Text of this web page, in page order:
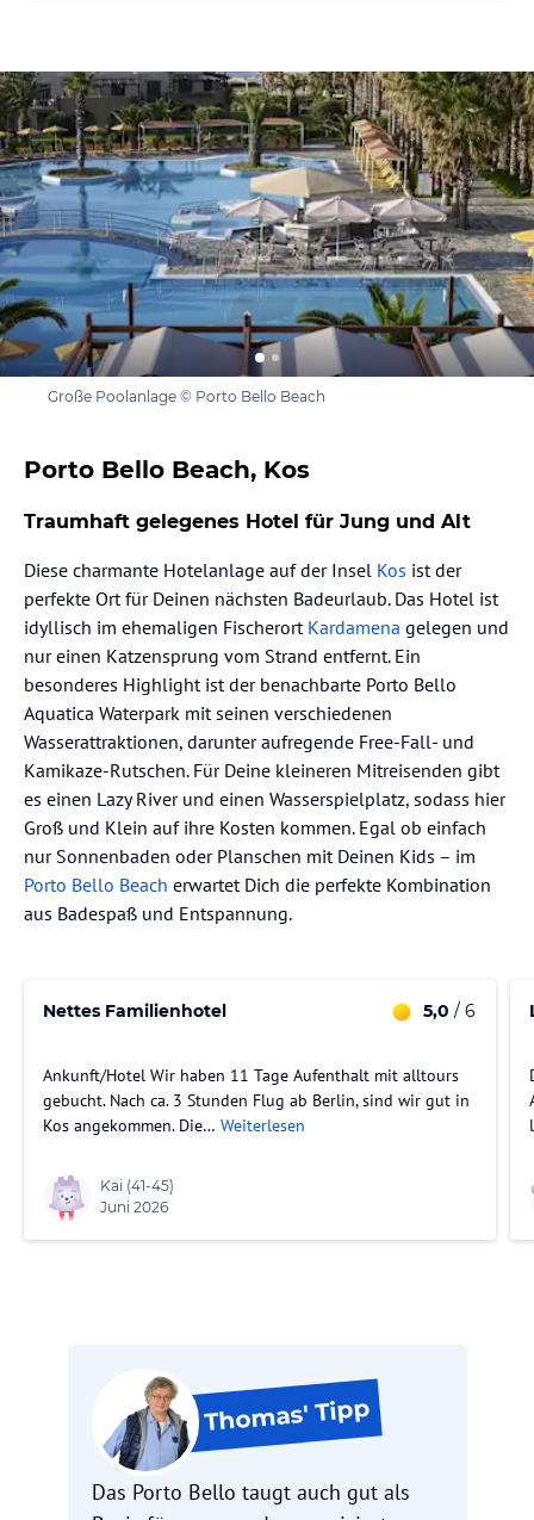
Große Poolanlage © Porto Bello Beach
Porto Bello Beach, Kos
Traumhaft gelegenes Hotel für Jung und Alt
Diese charmante Hotelanlage auf der Insel Kos ist der
perfekte Ort für Deinen nächsten Badeurlaub. Das Hotel ist
idyllisch im ehemaligen Fischerort Kardamena gelegen und
nur einen Katzensprung vom Strand entfernt. Ein
besonderes Highlight ist der benachbarte Porto Bello
Aquatica Waterpark mit seinen verschiedenen
Wasserattraktionen, darunter aufregende Free-Fall- und
Kamikaze-Rutschen. Für Deine kleineren Mitreisenden gibt
es einen Lazy River und einen Wasserspielplatz, sodass hier
Groß und Klein auf ihre Kosten kommen. Egal ob einfach
nur Sonnenbaden oder Planschen mit Deinen Kids – im
Porto Bello Beach erwartet Dich die perfekte Kombination
aus Badespaß und Entspannung.
Nettes Familienhotel 5,0 / 6
Ankunft/Hotel Wir haben 11 Tage Aufenthalt mit alltours
gebucht. Nach ca. 3 Stunden Flug ab Berlin, sind wir gut in
Kos angekommen. Die… Weiterlesen
Kai (41-45)
Juni 2026
Thomas'Tipp
Das Porto Bello taugt auch gut als